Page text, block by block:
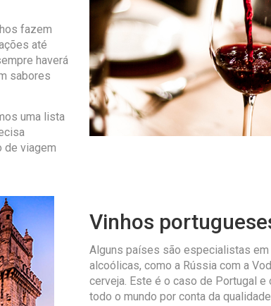
fazem
até
haverá
sabores
uma lista
de viagem
Vinhos
Alguns países são especialistas
alcoólicas, como a Rússia com a
cerveja. Este é o caso de Portugal
todo o mundo por conta da